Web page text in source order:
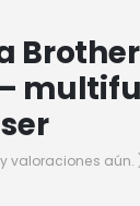
–
valoraciones aún.